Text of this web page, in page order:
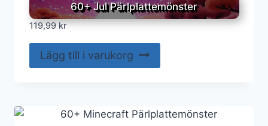
60+ Jul Pärlplattemönster
119,99kr
Lägg till i varukorg